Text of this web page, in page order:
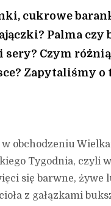
cukrowe
Palma czy
sery? Czym
Zapytaliśmy
obchodzeniu
Tygodnia, czyli
się barwne, żywe
z gałązkami